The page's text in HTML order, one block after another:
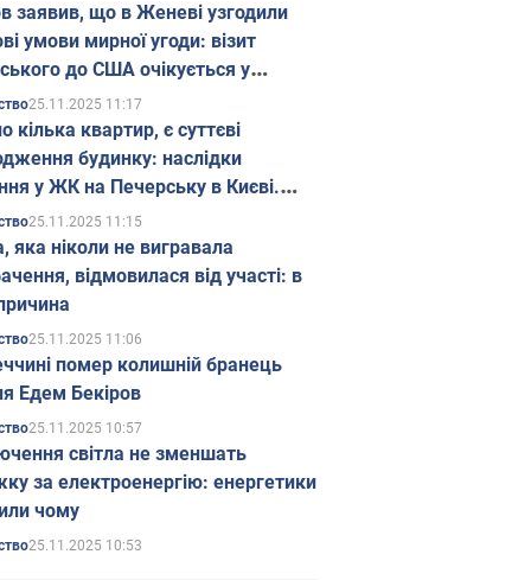
заявив, що в Женеві узгодили
умови мирної угоди: візит
до США очікується у
25.11.2025 11:17
кілька квартир, є суттєві
будинку: наслідки
у ЖК на Печерську в Києві.
25.11.2025 11:15
яка ніколи не вигравала
відмовилася від участі: в
25.11.2025 11:06
помер колишній бранець
Едем Бекіров
25.11.2025 10:57
світла не зменшать
за електроенергію: енергетики
чому
25.11.2025 10:53